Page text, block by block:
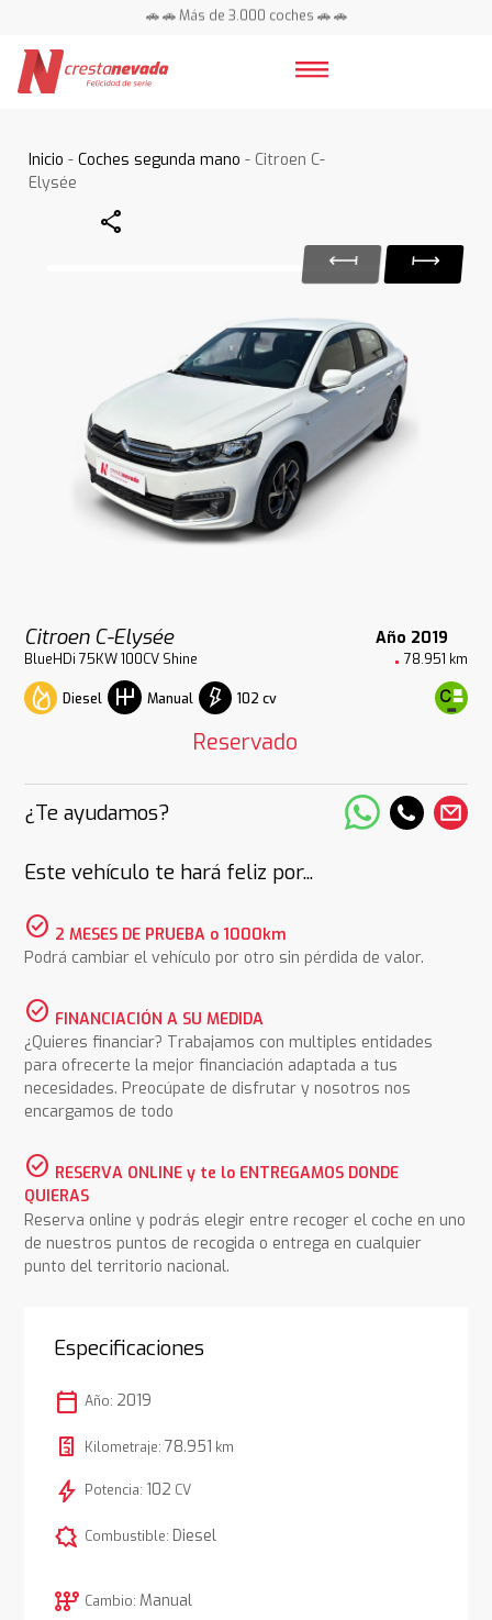
🚗 🚗 Más de 3.000 coches 🚗 🚗
Inicio -Coches segunda mano - Citroen C-
Elysée
Share
Citroen C-Elysée Año 2019
BlueHDi 75KW 100CV Shine 78.951 km
Diesel Manual 102 cv
Reservado
¿Te ayudamos?
Este vehículo te hará feliz por...
check_circle 2 MESES DE PRUEBA o 1000km
Podrá cambiar el vehículo por otro sin pérdida de valor.
check_circle FINANCIACIÓN A SU MEDIDA
¿Quieres financiar? Trabajamos con multiples entidades
para ofrecerte la mejor financiación adaptada a tus
necesidades. Preocúpate de disfrutar y nosotros nos
encargamos de todo
check_circle RESERVA ONLINE y te lo ENTREGAMOS DONDE
QUIERAS
Reserva online y podrás elegir entre recoger el coche en uno
de nuestros puntos de recogida o entrega en cualquier
punto del territorio nacional.
Especificaciones
calendar_today Año: 2019
Kilometraje: 78.951 km
bolt Potencia: 102 CV
comic_bubble Combustible: Diesel
auto_transmission Cambio: Manual